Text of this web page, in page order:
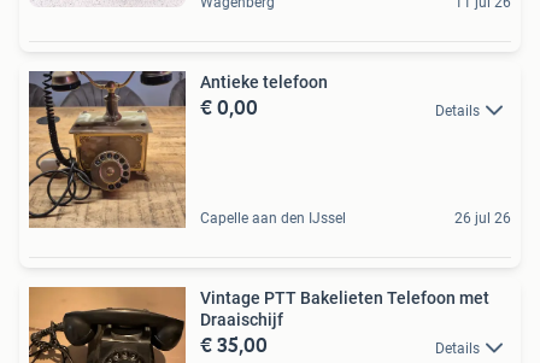
Antieke telefoon
€ 0,00 Details
Capelle aan den IJssel 26 jul 26
Vintage PTT Bakelieten Telefoon met
Draaischijf
€ 35,00 Details